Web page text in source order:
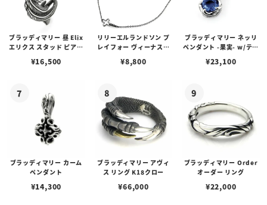
ブラッディマリー 昼 Elix
エリクス スタッド ピアス
¥16,500
リリーエルランドソン プ
レイフォー ヴィーナスチ
¥8,800
ブラッディマリー ネッリ
ペンダント -果実- w/ティ
¥23,100
ブラッディマリー カーム
ペンダント
¥14,300
ブラッディマリー アヴィ
ス リング K18クロー
¥66,000
ブラッディマリー Order
オーダー リング
¥22,000